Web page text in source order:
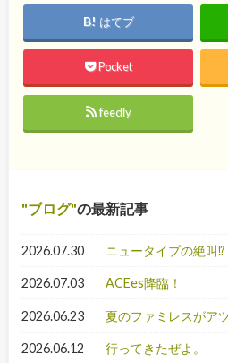
はてブ
Pocket
feedly
ブログ の最新記事
2026.07.30 ニュータイプの絶叫⁉
2026.07.03 ACEes降臨！
2026.06.23 夏のファミレスがア
2026.06.12 行ってきたぜよ。